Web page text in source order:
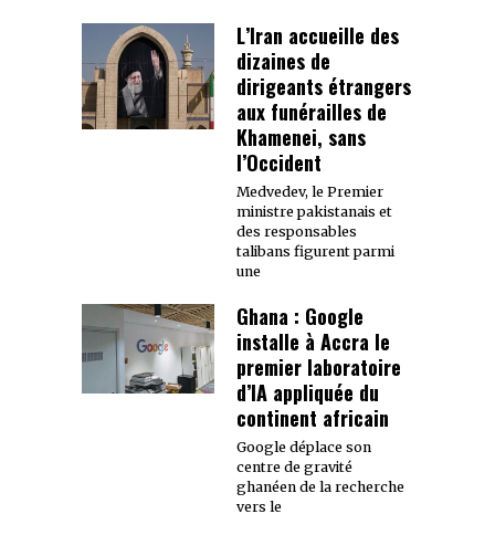
L’Iran accueille des
dizaines de
dirigeants étrangers
aux funérailles de
Khamenei, sans
l’Occident
Medvedev, le Premier
ministre pakistanais et
des responsables
talibans figurent parmi
une
Ghana : Google
installe à Accra le
premier laboratoire
d’IA appliquée du
continent africain
Google déplace son
centre de gravité
ghanéen de la recherche
vers le